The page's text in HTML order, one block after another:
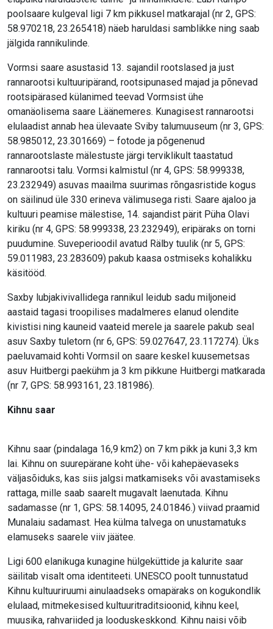
poolsaare kulgeval ligi 7 km pikkusel matkarajal (nr 2, GPS:
58.970218, 23.265418) näeb haruldasi samblikke ning saab
jälgida rannikulinde.
Vormsi saare asustasid 13. sajandil rootslased ja just
rannarootsi kultuuripärand, rootsipunased majad ja põnevad
rootsipärased külanimed teevad Vormsist ühe
omanäolisema saare Läänemeres. Kunagisest rannarootsi
elulaadist annab hea ülevaate Sviby talumuuseum (nr 3, GPS:
58.985012, 23.301669) – fotode ja põgenenud
rannarootslaste mälestuste järgi terviklikult taastatud
rannarootsi talu. Vormsi kalmistul (nr 4, GPS: 58.999338,
23.232949) asuvas maailma suurimas rõngasristide kogus
on säilinud üle 330 erineva välimusega risti. Saare ajaloo ja
kultuuri peamise mälestise, 14. sajandist pärit Püha Olavi
kiriku (nr 4, GPS: 58.999338, 23.232949), eripäraks on torni
puudumine. Suveperioodil avatud Rälby tuulik (nr 5, GPS:
59.011983, 23.283609) pakub kaasa ostmiseks kohalikku
käsitööd.
Saxby lubjakivivallidega rannikul leidub sadu miljoneid
aastaid tagasi troopilises madalmeres elanud olendite
kivistisi ning kauneid vaateid merele ja saarele pakub seal
asuv Saxby tuletorn (nr 6, GPS: 59.027647, 23.117274). Üks
paeluvamaid kohti Vormsil on saare keskel kuusemetsas
asuv Huitbergi paekühm ja 3 km pikkune Huitbergi matkarada
(nr 7, GPS: 58.993161, 23.181986).
Kihnu saar
Kihnu saar (pindalaga 16,9 km2) on 7 km pikk ja kuni 3,3 km
lai. Kihnu on suurepärane koht ühe- või kahepäevaseks
väljasõiduks, kas siis jalgsi matkamiseks või avastamiseks
rattaga, mille saab saarelt mugavalt laenutada. Kihnu
sadamasse (nr 1, GPS: 58.14095, 24.01846.) viivad praamid
Munalaiu sadamast. Hea külma talvega on unustamatuks
elamuseks saarele viiv jäätee.
Ligi 600 elanikuga kunagine hülgeküttide ja kalurite saar
säilitab visalt oma identiteeti. UNESCO poolt tunnustatud
Kihnu kultuuriruumi ainulaadseks omapäraks on kogukondlik
elulaad, mitmekesised kultuuritraditsioonid, kihnu keel,
muusika, rahvariided ja looduskeskkond. Kihnu naisi võib